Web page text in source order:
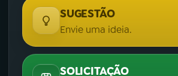
SUGESTÃO
Envie uma ideia.
SOLICITAÇÃO